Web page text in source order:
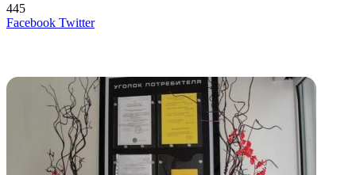
445
Facebook TwitterLinkedIn
Tumblr
Reddit
Вконтакте
Одноклассники
Skype
Messenger
Messenger
WhatsApp
Telegram
Viber
Line
Поделиться
Печатать